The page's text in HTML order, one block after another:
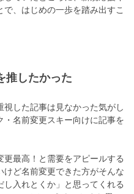
、はじめの一歩を踏み出すこ
推したかった
した記事は見なかった気がし
名前変更スキー向けに記事を
最高！と需要をアピールする
けど名前変更できた方がそんな
入れとくか」と思ってくれる